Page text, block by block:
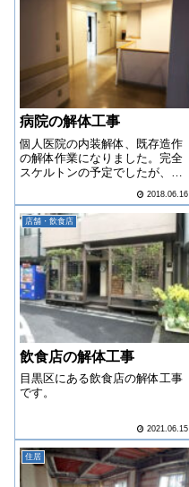
病院の解体工事
個人医院の内装解体、既存造作
の解体作業になりました。完全
スケルトンの予定でしたが、次
一部の梁型や間仕切り等を残し
ての工事となりました。
2018.06.16
店舗・飲食店
飲食店の解体工事
目黒区にある飲食店の解体工事
です。
2021.06.15
住居